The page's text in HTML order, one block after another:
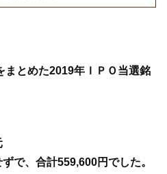
まとめた2019年ＩＰＯ当選銘
で、合計559,600円でした。